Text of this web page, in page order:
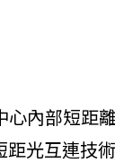
心內部短距
距光互連技術